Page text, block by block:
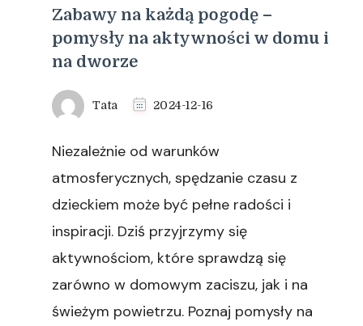
Zabawy na każdą pogodę –
pomysły na aktywności w domu i
na dworze
Tata 2024-12-16
Niezależnie od warunków
atmosferycznych, spędzanie czasu z
dzieckiem może być pełne radości i
inspiracji. Dziś przyjrzymy się
aktywnościom, które sprawdzą się
zarówno w domowym zaciszu, jak i na
świeżym powietrzu. Poznaj pomysły na